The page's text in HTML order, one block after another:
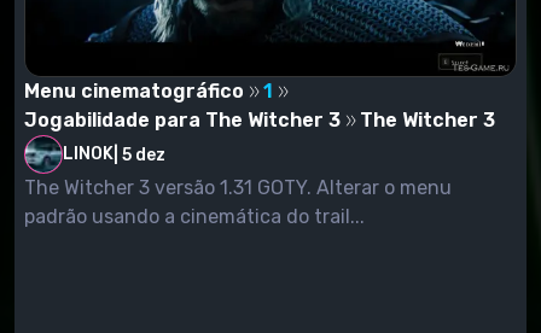
Menu cinematográfico
1
Jogabilidade para The Witcher 3
The Witcher 3
LINOK 5 dez
The Witcher 3 versão 1.31 GOTY. Alterar o menu
padrão usando a cinemática do trail...